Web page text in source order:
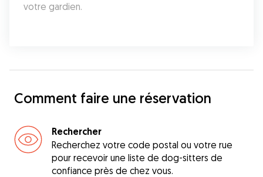
votre gardien.
Comment faire une réservation
Rechercher
Recherchez votre code postal ou votre rue
pour recevoir une liste de dog-sitters de
confiance près de chez vous.